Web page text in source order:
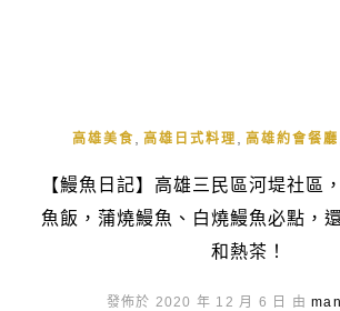
高雄美食 高雄日式料理 高雄約會餐廳
【鰻魚日記】高雄三民區河堤社區
魚飯，蒲燒鰻魚、白燒鰻魚必點，
和熱茶！
發佈於 2020 年 12 月 6 日 由